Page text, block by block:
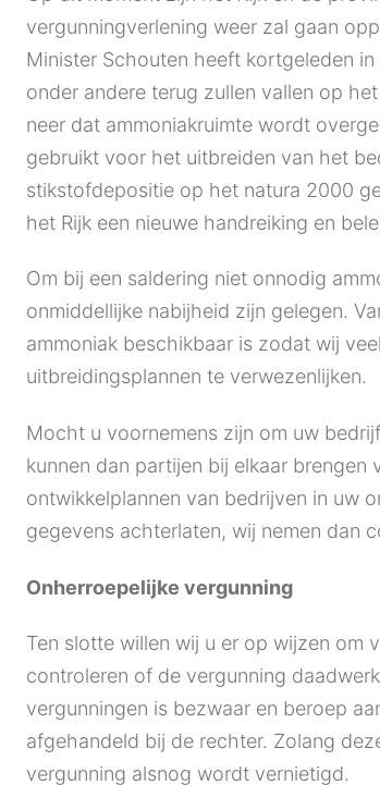
vergunningverlening weer zal gaan
Minister Schouten heeft kortgeleden
onder andere terug zullen vallen op
neer dat ammoniakruimte wordt
gebruikt voor het uitbreiden van het
stikstofdepositie op het natura 2000
het Rijk een nieuwe handreiking en
Om bij een saldering niet onnodig
onmiddellijke nabijheid zijn gelegen.
ammoniak beschikbaar is zodat wij
uitbreidingsplannen te verwezenlijken.
Mocht u voornemens zijn om uw
kunnen dan partijen bij elkaar brengen
ontwikkelplannen van bedrijven in uw
gegevens achterlaten, wij nemen dan
Onherroepelijke vergunning
Ten slotte willen wij u er op wijzen om
controleren of de vergunning
vergunningen is bezwaar en beroep
afgehandeld bij de rechter. Zolang
vergunning alsnog wordt vernietigd.